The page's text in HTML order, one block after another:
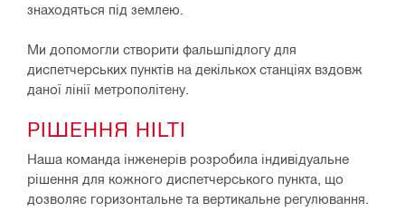
знаходяться під землею.
Ми допомогли створити фальшпідлогу для
диспетчерських пунктів на декількох станціях вздовж
даної лінії метрополітену.
РІШЕННЯ HILTI
Наша команда інженерів розробила індивідуальне
рішення для кожного диспетчерського пункта, що
дозволяє горизонтальне та вертикальне регулювання.